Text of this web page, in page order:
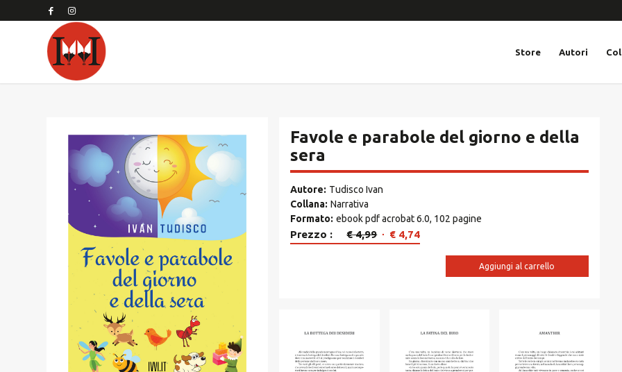
Store Autori
Favole e parabole del giorno e della
sera
Autore
Tudisco Ivan
Collana Narrativa
Formato ebook pdf acrobat 6.0, 102 pagine
Prezzo €4,99 Il € 4,74Il
Aggiungi al carrello